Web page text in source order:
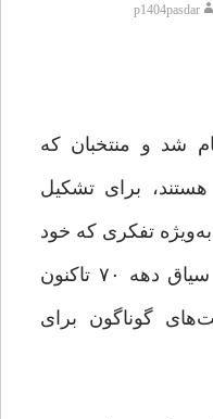
p1404pasdar
شد و منتخبان که
هستند، برای تشکیل
تفکری که خود
را اصلاح‌طلب می‌نامند، به سیاق دهه ۷۰ تاکنون
گوناگون برای